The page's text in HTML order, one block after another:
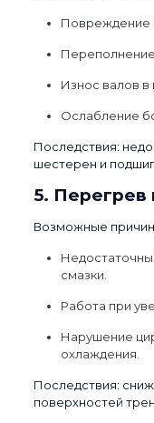
Повреждение
Износ валов в
Ослабление
Последствия:
шестерен и
5. Перегрев
Возможные
смазки.
Работа при
Нарушение
охлаждения.
Последствия:
поверхностей